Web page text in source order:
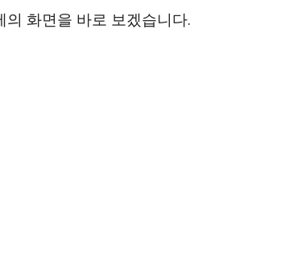
의 화면을 바로 보겠습니다.